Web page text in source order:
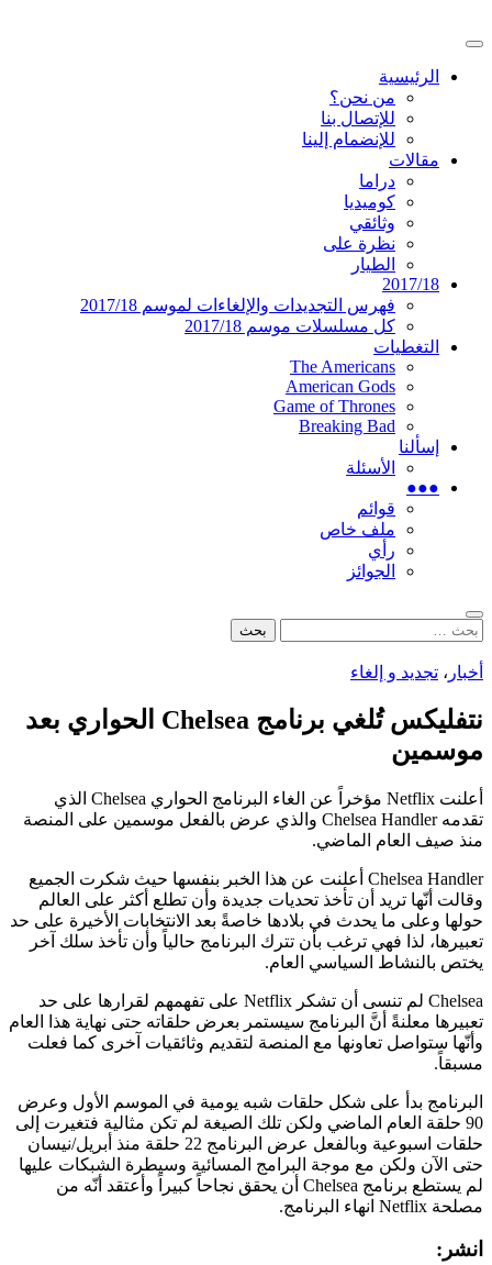
إلى
دليل التلفزيون العربي
موقع عربي متخصص في أخبار ومقالات حول
المسلسلات الأجنبية
القائمة
الرئيسيةالرئيسية
من نحن؟
للإتصال بنا
للإنضمام إلينا
مقالات
دراما
كوميديا
وثائقي
نظرة على
الطيار
2017/18
فهرس التجديدات والإلغاءات لموسم 2017/18
كل مسلسلات موسم 2017/18
التغطيات
The Americans
American Gods
Game of Thrones
Breaking Bad
إسألنا
الأسئلة
●●●
قوائم
ملف خاص
رأي
الجوائز
بحث
البحث
أخبار ، تجديد و إلغاء
نتفليكس تُلغي برنامج Chelsea الحواري بعد
موسمين
أعلنت Netflix مؤخراً عن الغاء البرنامج الحواري Chelsea الذي
تقدمه Chelsea Handler والذي عرض بالفعل موسمين على المنصة
منذ صيف العام الماضي.
Chelsea Handler أعلنت عن هذا الخبر بنفسها حيث شكرت الجميع
وقالت أنّها تريد أن تأخذ تحديات جديدة وأن تطلع أكثر على العالم
حولها وعلى ما يحدث في بلادها خاصةً بعد الانتخابات الأخيرة على حد
تعبيرها، لذا فهي ترغب بأن تترك البرنامج حالياً وأن تأخذ سلك آخر
يختص بالنشاط السياسي العام.
Chelsea لم تنسى أن تشكر Netflix على تفهمهم لقرارها على حد
تعبيرها معلنةً أنَّ البرنامج سيستمر بعرض حلقاته حتى نهاية هذا العام
وأنّها ستواصل تعاونها مع المنصة لتقديم وثائقيات آخرى كما فعلت
مسبقاً.
البرنامج بدأ على شكل حلقات شبه يومية في الموسم الأول وعرض
90 حلقة العام الماضي ولكن تلك الصيغة لم تكن مثالية فتغيرت إلى
حلقات اسبوعية وبالفعل عرض البرنامج 22 حلقة منذ أبريل/نيسان
حتى الآن ولكن مع موجة البرامج المسائية وسيطرة الشبكات عليها
لم يستطع برنامج Chelsea أن يحقق نجاحاً كبيراً وأعتقد أنّه من
مصلحة Netflix انهاء البرنامج.
انشر: